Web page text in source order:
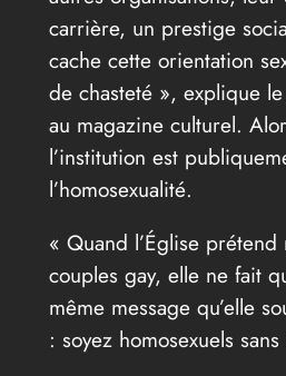
carrière, un prestige
cache cette orientation
de chasteté », explique
au magazine culturel.
l’institution est
l’homosexualité.
« Quand l’Église
couples gay, elle ne fait
même message qu’elle
: soyez homosexuels